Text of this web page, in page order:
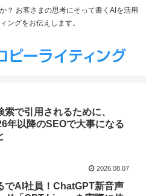
？ お客さまの思考にそって書くAIを活用
ングをお伝えします。
索で引用されるために、
年以降のSEOで大事になる
2026.08.07
でAI社員！ChatGPT新音声